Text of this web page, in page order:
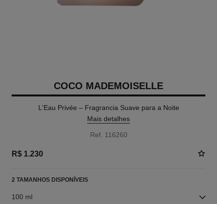
COCO MADEMOISELLE
L'Eau Privée – Fragrancia Suave para a Noite
Mais detalhes
Ref. 116260
R$ 1.230
2 TAMANHOS DISPONÍVEIS
100 ml